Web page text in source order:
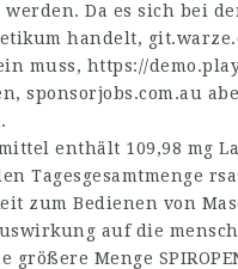
werden. Da es sich bei
handelt,
muss, https://
sponsorjobs.com.au
enthält 109,98 mg
Tagesgesamtmenge
zum Bedienen von
auf die
größere Menge